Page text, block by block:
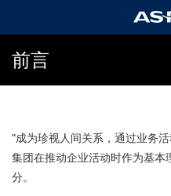
前言
"成为珍视人间关系，通过业务
集团在推动企业活动时作为基本
分。